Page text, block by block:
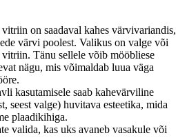
on saadaval kahes värvivariandis,
värvi poolest. Valikus on valge või
vitriin. Tänu sellele võib mööbliese
nägu, mis võimaldab luua väga
kasutamisele saab kahevärviline
seest valge) huvitava esteetika, mida
plaadikihiga.
valida, kas uks avaneb vasakule või